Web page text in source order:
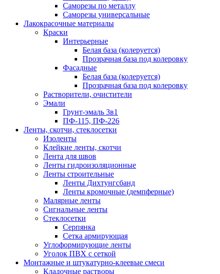
Саморезы по металлу
Саморезы универсальные
Лакокрасочные материалы
Краски
Интерьерные
Белая база (колеруется)
Прозрачная база под колеровку
Фасадные
Белая база (колеруется)
Прозрачная база под колеровку
Растворители, очистители
Эмали
Грунт-эмаль 3в1
ПФ-115, ПФ-226
Ленты, скотчи, стеклосетки
Изоленты
Клейкие ленты, скотчи
Лента для швов
Ленты гидроизоляционные
Ленты строительные
Ленты Дихтунгсбанд
Ленты кромочные (демпферные)
Малярные ленты
Сигнальные ленты
Стеклосетки
Серпянка
Сетка армирующая
Углоформирующие ленты
Уголок ПВХ с сеткой
Монтажные и штукатурно-клеевые смеси
Кладочные растворы